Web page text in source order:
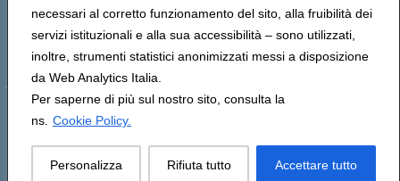
necessari al corretto funzionamento del sito, alla fruibilità dei
servizi istituzionali e alla sua accessibilità – sono utilizzati,
inoltre, strumenti statistici anonimizzati messi a disposizione
da Web Analytics Italia.
Per saperne di più sul nostro sito, consulta la
ns. Cookie Policy.
Personalizza Rifiuta tutto Accettare tutto
Codice fiscale: 90279480736